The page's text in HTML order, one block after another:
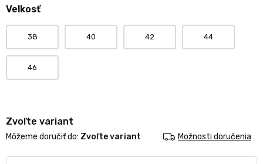
Velkosť
38 40 42 44
46
Zvoľte variant
Môžeme doručiť do: Zvoľte variant Možnosti doručenia